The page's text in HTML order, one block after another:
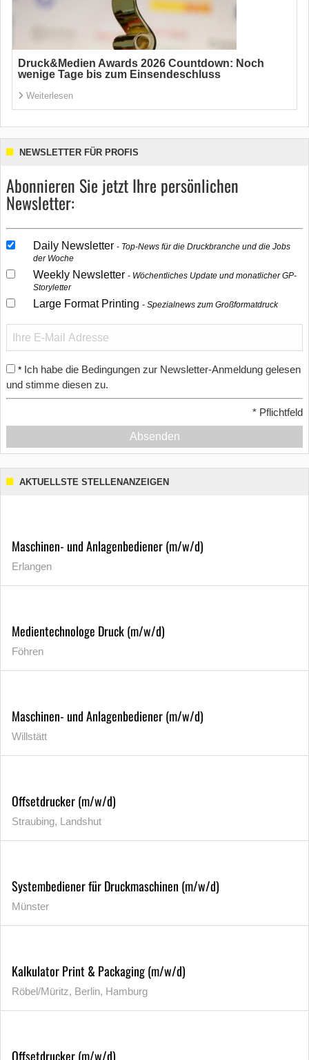
Druck&Medien Awards 2026 Countdown: Noch
wenige Tage bis zum Einsendeschluss
Weiterlesen
NEWSLETTER FÜR PROFIS
Abonnieren Sie jetzt Ihre persönlichen
Newsletter:
Daily Newsletter
Top-News für die Druckbranche und die Jobs
der Woche
Weekly Newsletter
Wöchentliches Update und monatlicher GP-
Storyletter
Large Format Printing Spezialnews zum Großformatdruck
* Ich habe die Bedingungen zur Newsletter-Anmeldung gelesen
und stimme diesen zu.
* Pflichtfeld
Absenden
AKTUELLSTE STELLENANZEIGEN
Maschinen- und Anlagenbediener (m/w/d)
Erlangen
Medientechnologe Druck (m/w/d)
Föhren
Maschinen- und Anlagenbediener (m/w/d)
Willstätt
Offsetdrucker (m/w/d)
Straubing, Landshut
Systembediener für Druckmaschinen (m/w/d)
Münster
Kalkulator Print & Packaging (m/w/d)
Röbel/Müritz, Berlin, Hamburg
Offsetdrucker (m/w/d)